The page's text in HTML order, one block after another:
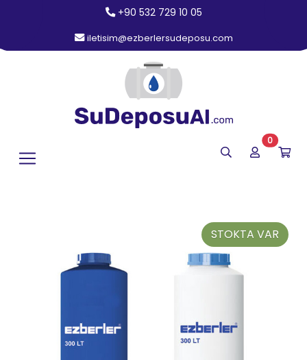
+90 532 729 10 05
iletisim@ezberlersudeposu.com
0
STOKTA VAR